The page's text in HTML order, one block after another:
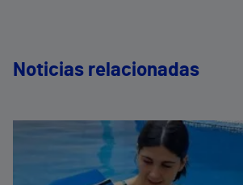
Noticias relacionadas